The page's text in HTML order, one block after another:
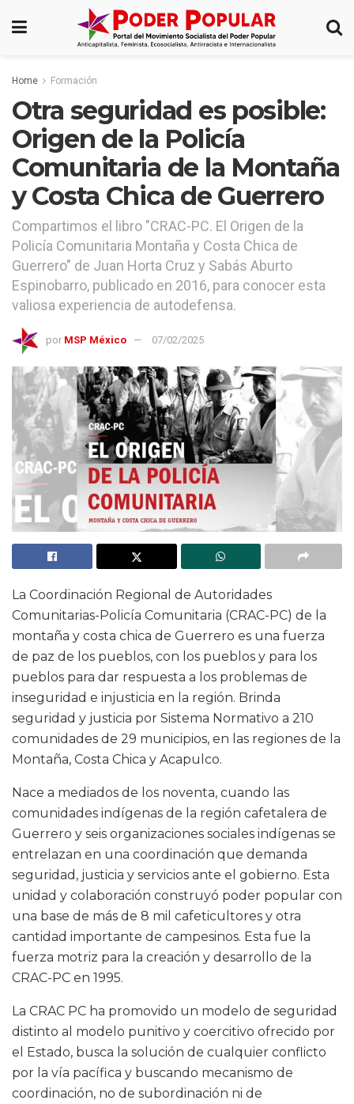
Home Formación
Otra seguridad es posible:
Origen de la Policía
Comunitaria de la Montaña
y Costa Chica de Guerrero
Compartimos el libro "CRAC-PC. El Origen de la
Policía Comunitaria Montaña y Costa Chica de
Guerrero" de Juan Horta Cruz y Sabás Aburto
Espinobarro, publicado en 2016, para conocer esta
valiosa experiencia de autodefensa.
por MSP México 07/02/2025
La Coordinación Regional de Autoridades
Comunitarias-Policía Comunitaria (CRAC-PC) de la
montaña y costa chica de Guerrero es una fuerza
de paz de los pueblos, con los pueblos y para los
pueblos para dar respuesta a los problemas de
inseguridad e injusticia en la región. Brinda
seguridad y justicia por Sistema Normativo a 210
comunidades de 29 municipios, en las regiones de la
Montaña, Costa Chica y Acapulco.
Nace a mediados de los noventa, cuando las
comunidades indígenas de la región cafetalera de
Guerrero y seis organizaciones sociales indígenas se
entrelazan en una coordinación que demanda
seguridad, justicia y servicios ante el gobierno. Esta
unidad y colaboración construyó poder popular con
una base de más de 8 mil cafeticultores y otra
cantidad importante de campesinos. Esta fue la
fuerza motriz para la creación y desarrollo de la
CRAC-PC en 1995.
La CRAC PC ha promovido un modelo de seguridad
distinto al modelo punitivo y coercitivo ofrecido por
el Estado, busca la solución de cualquier conflicto
por la vía pacífica y buscando mecanismo de
coordinación, no de subordinación ni de